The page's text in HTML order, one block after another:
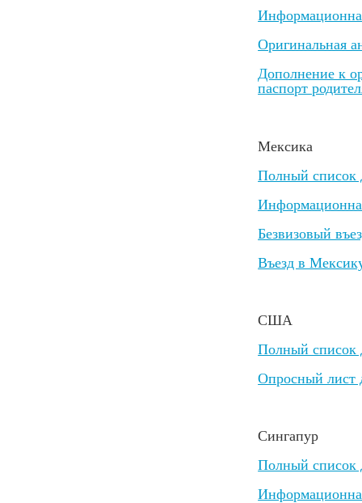
Оригинальная
Дополнение к
паспорт
Мексика
Полный список
Безвизовый
Въезд в
США
Полный список
Опросный лист
Сингапур
Полный список